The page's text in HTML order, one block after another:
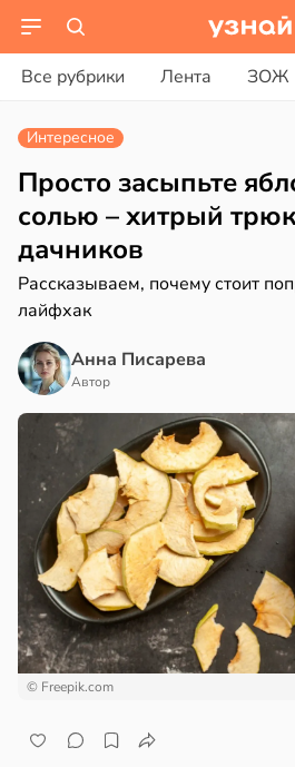
Все рубрики Лента ЗОЖ
в13:55
в 21:42
Интересное
Просто засыпьте
солью – хитрый
дачников
Рассказываем, почему стоит
лайфхак
Анна Писарева
Автор
© Freepik.com